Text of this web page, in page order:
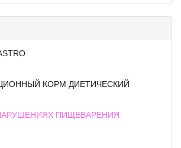
КОРМ ДИЕТИЧЕСКИЙ
ПИЩЕВАРЕНИЯ